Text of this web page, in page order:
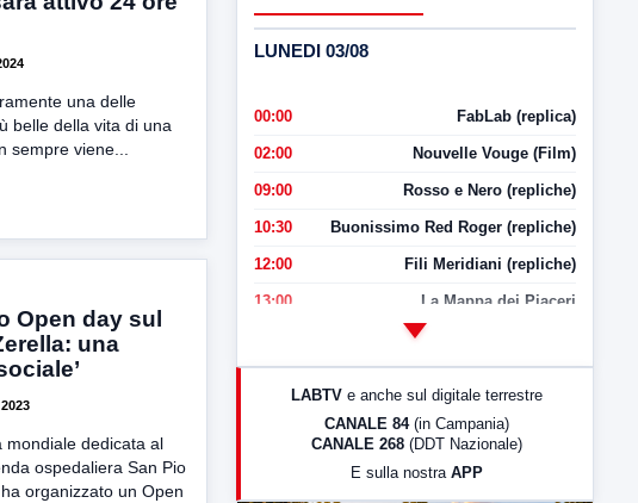
una delle
belle della vita di una
sempre viene...
Open day sul
una
mondiale dedicata al
ospedaliera San Pio
organizzato un Open
LUNEDI 03/08
00:00 FabLab (replica)
02:00 Nouvelle Vouge (Film)
09:00 Rosso e Nero (repliche)
10:30 Buonissimo Red Roger (repliche)
12:00 Fili Meridiani (repliche)
13:00 La Mappa dei Piaceri
LabNews (Diretta)
LABTV e anche sul digitale terrestre
CANALE 84 (in Campania)
CANALE 268 (DDT Nazionale)
E sulla nostra APP